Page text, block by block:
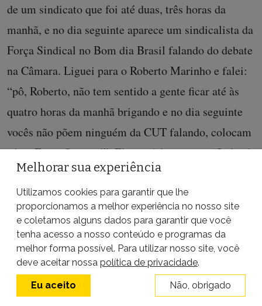
de um sindicato que foi até duas, três horas da
manhã, e no dia seguinte aparece um sindicalista da
Força Sindical no Bom dia Brasil falando do debate
na Câmara. Liguei para o Roberto Marinho e falei:
“pô, Roberto, não tem sentido a gente ficar até às
quatro horas da manhã brigando e no dia seguinte
vocês não põem ninguém da CUT falando, colocam
só da Força Sindical”. Ele me falou assim: “Lula, é
o seguinte, quem que você quer que a gente
entreviste, que vamos entrevistar hoje”. E mandou
entrevistar uma pessoa e colocou no ar.
Uma vez, o Chico Anysio me deu uma
esculhambada naquele programa que ele tinha à
meia-noite de domingo. Liguei para o doutor
Melhorar sua experiência
Utilizamos cookies para garantir que lhe
proporcionamos a melhor experiência no nosso site
e coletamos alguns dados para garantir que você
tenha acesso a nosso conteúdo e programas da
melhor forma possível. Para utilizar nosso site, você
deve aceitar nossa política de privacidade.
Eu aceito Não, obrigado